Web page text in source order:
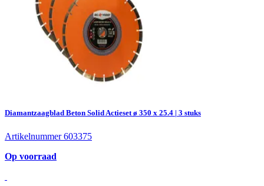
Diamantzaagblad Beton Solid Actieset ø 350 x 25.4 | 3 stuks
Artikelnummer 603375
Op voorraad